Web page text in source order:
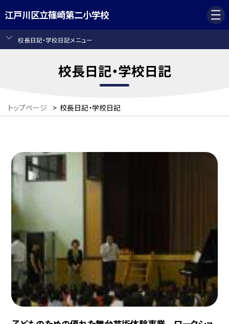
江戸川区立篠崎第二小学校
校長日記・学校日記メニュー
校長日記・学校日記
トップページ > 校長日記・学校日記